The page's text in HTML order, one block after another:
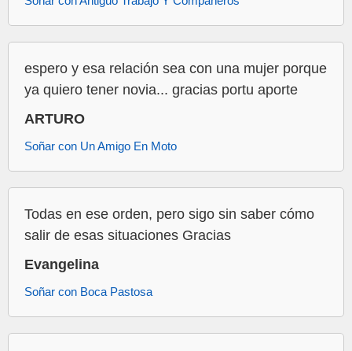
espero y esa relación sea con una mujer porque
ya quiero tener novia... gracias portu aporte
ARTURO
Soñar con Un Amigo En Moto
Todas en ese orden, pero sigo sin saber cómo
salir de esas situaciones Gracias
Evangelina
Soñar con Boca Pastosa